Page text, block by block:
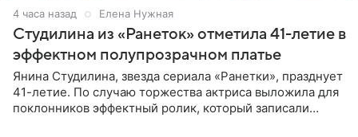
4 часа назад Елена Нужная
Студилина из «Ранеток» отметила 41-летие в
эффектном полупрозрачном платье
Янина Студилина, звезда сериала «Ранетки», празднует
41-летие. По случаю торжества актриса выложила для
поклонников эффектный ролик, который записали